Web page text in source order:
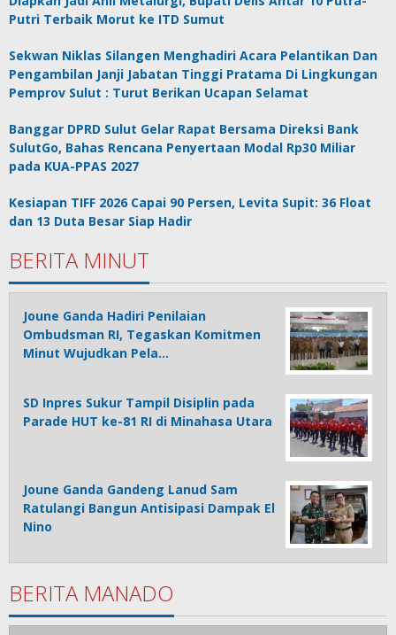
Putri Terbaik Morut ke ITD Sumut
Sekwan Niklas Silangen Menghadiri Acara Pelantikan Dan
Pengambilan Janji Jabatan Tinggi Pratama Di Lingkungan
Pemprov Sulut : Turut Berikan Ucapan Selamat
Banggar DPRD Sulut Gelar Rapat Bersama Direksi Bank
SulutGo, Bahas Rencana Penyertaan Modal Rp30 Miliar
pada KUA-PPAS 2027
Kesiapan TIFF 2026 Capai 90 Persen, Levita Supit: 36 Float
dan 13 Duta Besar Siap Hadir
BERITA MINUT
Joune Ganda Hadiri Penilaian
Ombudsman RI, Tegaskan Komitmen
Minut Wujudkan Pela…
SD Inpres Sukur Tampil Disiplin pada
Parade HUT ke-81 RI di Minahasa Utara
Joune Ganda Gandeng Lanud Sam
Ratulangi Bangun Antisipasi Dampak El
Nino
BERITA MANADO